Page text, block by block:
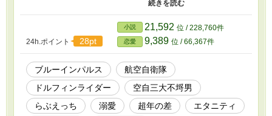
その事がきっかけでごはんを食べに行く事にな
ったんだけど、その話の中で知ったのは、ブル
ーのツナギを着た人は航空祭で感動したブルー
インパルスのパイロットで？！ ブルーインパル
スどころか自衛隊のことを何も知らない一般女
性の江島 ひばりと、ブルーインパルスの四番
機パイロットである藤田 章吾の物語。 ★短編
であげた『私の彼は○○です』内の『私の彼は、
空飛ぶイルカに乗っている』の連載版です。一
部設定を変えましたが、内容に変更はありませ
ん。 ★サブタイトルの前に『★』が付いている
24h.ポイント 28pt
小説 21,592 位 / 228,760件
恋愛 9,389 位 / 66,367件
ブルーインパルス
航空自衛隊
ドルフィンライダー
空自三大不埒男
らぶえっち
溺愛 超年の差
エタニティ